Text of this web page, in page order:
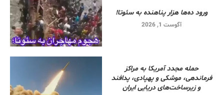
ورود ده‌ها هزار پناهنده به سئوتا!
آگوست 1, 2026
حمله مجدد آمریکا به مراکز
فرماندهی، موشکی و پهپادی، پدافند
و زیرساخت‌های دریایی ایران